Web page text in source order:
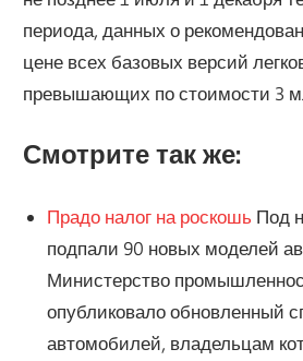
периода, данных о
цене всех базовых версий
превышающих по стоимости 3
Смотрите так же:
Прадо налог на роскошь Под
подпали 90 новых моделей
Министерство
опубликовало обновленный
автомобилей, владельцам